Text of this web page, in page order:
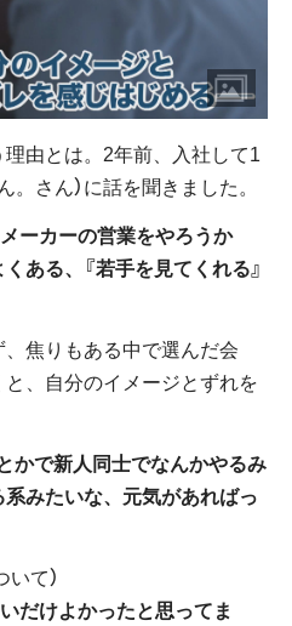
由とは。2年前、入社して1
さん）に話を聞きました。
メーカーの営業をやろうか
ある、『若手を見てくれる』
焦りもある中で選んだ会
、自分のイメージとずれを
かで新人同士でなんかやるみ
みたいな、元気があればっ
て）
いだけよかったと思ってま